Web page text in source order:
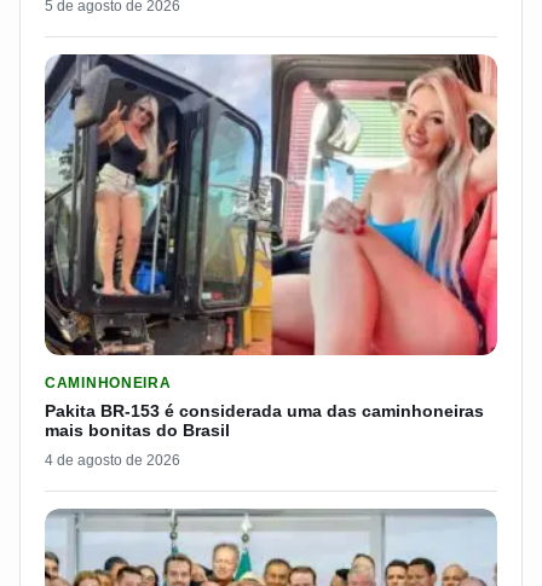
5 de agosto de 2026
CAMINHONEIRA
Pakita BR-153 é considerada uma das caminhoneiras
mais bonitas do Brasil
4 de agosto de 2026